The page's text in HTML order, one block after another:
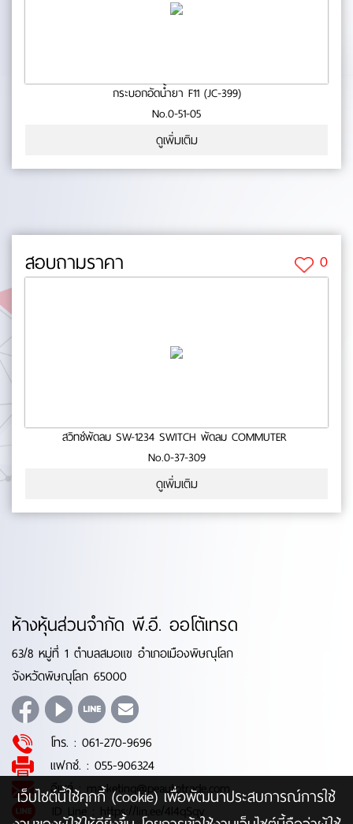
กระบอกอัดน้ำยา F11 (JC-399)
No.0-51-05
ดูเพิ่มเติม
สอบถามราคา 0
สวิทช์พัดลม SW-1234 SWITCH พัดลม COMMUTER
No.0-37-309
ดูเพิ่มเติม
เว็บไซต์นี้ใช้คุกกี้ (cookie) เพื่อพัฒนาประสบการณ์การใช้
ห้างหุ้นส่วนจำกัด พี.อี. ออโต้เทรด
63/8 หมู่ที่ 1 ตำบลสมอแข อำเภอเมืองพิษณุโลก
จังหวัดพิษณุโลก 65000
โทร. : 061-270-9696
แฟกซ์. : 055-906324
อีเมล์ :marketing@peautotrade.com
ID Line : https://lin.ee/4l4qSqy